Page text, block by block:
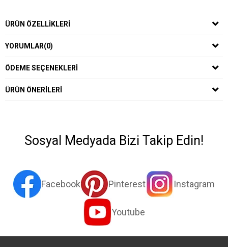
ÜRÜN ÖZELLIKLERI
YORUMLAR(0)
ÖDEME SEÇENEKLERI
ÜRÜN ÖNERILERI
Sosyal Medyada Bizi Takip Edin!
Facebook Pinterest Instagram
Youtube